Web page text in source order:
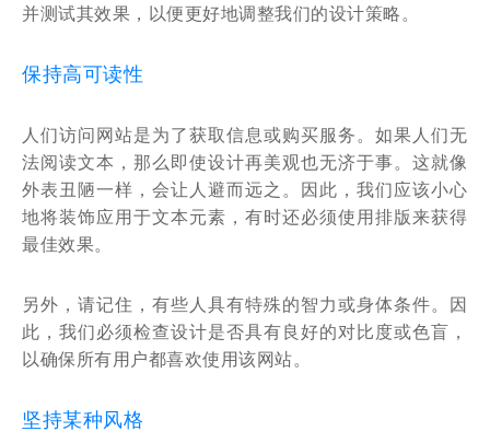
并测试其效果，以便更好地调整我们的设计策略。
保持高可读性
人们访问网站是为了获取信息或购买服务。如果人们无
法阅读文本，那么即使设计再美观也无济于事。这就像
外表丑陋一样，会让人避而远之。因此，我们应该小心
地将装饰应用于文本元素，有时还必须使用排版来获得
最佳效果。
另外，请记住，有些人具有特殊的智力或身体条件。因
此，我们必须检查设计是否具有良好的对比度或色盲，
以确保所有用户都喜欢使用该网站。
坚持某种风格